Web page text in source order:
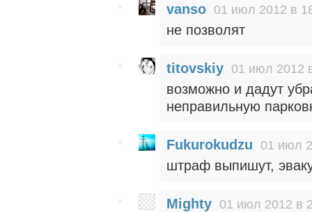
vanso 01 июл 2012 в
не позволят
titovskiy 01 июл 2012
возможно и дадут
неправильную
Fukurokudzu 01 июл
штраф выпишут,
Mighty 01 июл 2012 в